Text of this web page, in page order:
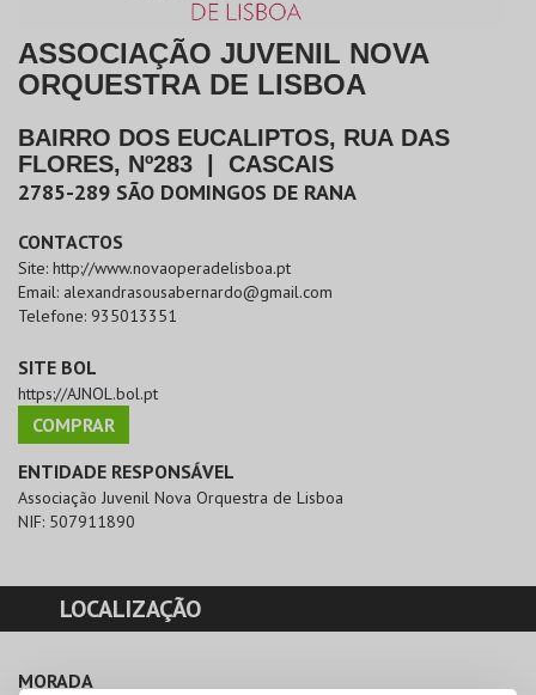
ASSOCIAÇÃO JUVENIL NOVA
ORQUESTRA DE LISBOA
BAIRRO DOS EUCALIPTOS, RUA DAS
FLORES, Nº283
CASCAIS
2785-289 SÃO DOMINGOS DE RANA
CONTACTOS
Site: http://www.novaoperadelisboa.pt
Email: alexandrasousabernardo@gmail.com
Telefone: 935013351
SITE BOL
https://AJNOL.bol.pt
COMPRAR
ENTIDADE RESPONSÁVEL
Associação Juvenil Nova Orquestra de Lisboa
NIF: 507911890
LOCALIZAÇÃO
MORADA